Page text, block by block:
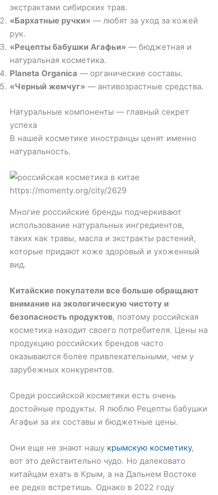
экстрактами сибирских трав.
«Бархатные ручки» — любят за уход за кожей
рук.
«Рецепты бабушки Агафьи» — бюджетная и
натуральная косметика.
Planeta Organica — органические составы.
«Черный жемчуг» — антивозрастные средства.
Натуральные компоненты — главный секрет
успеха
В нашей косметике иностранцы ценят именно
натуральность.
https://momenty.org/city/2629
Многие российские бренды подчеркивают
использование натуральных ингредиентов,
таких как травы, масла и экстракты растений,
которые придают коже здоровый и ухоженный
вид.
Китайские покупатели все больше обращают
внимание на экологическую чистоту и
безопасность продуктов, поэтому российская
косметика находит своего потребителя. Цены на
продукцию российских брендов часто
оказываются более привлекательными, чем у
зарубежных конкурентов.
Среди российской косметики есть очень
достойные продукты. Я люблю Рецепты бабушки
Агафьи за их составы и бюджетные цены.
Они еще не знают нашу крымскую косметику,
вот это действительно чудо. Но далековато
китайцам ехать в Крым, а на Дальнем Востоке
ее редко встретишь. Однако в 2022 году